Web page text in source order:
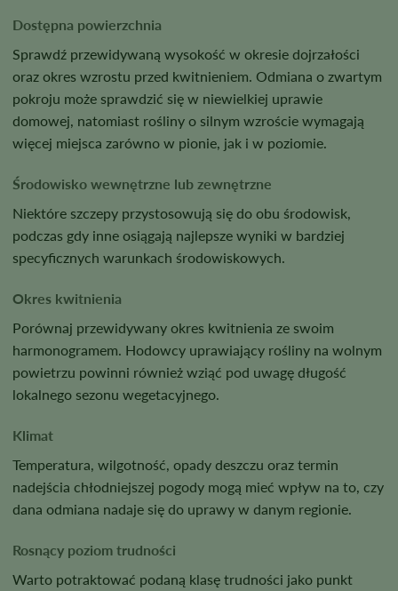
Dostępna powierzchnia
Sprawdź przewidywaną wysokość w okresie dojrzałości
oraz okres wzrostu przed kwitnieniem. Odmiana o zwartym
pokroju może sprawdzić się w niewielkiej uprawie
domowej, natomiast rośliny o silnym wzroście wymagają
więcej miejsca zarówno w pionie, jak i w poziomie.
Środowisko wewnętrzne lub zewnętrzne
Niektóre szczepy przystosowują się do obu środowisk,
podczas gdy inne osiągają najlepsze wyniki w bardziej
specyficznych warunkach środowiskowych.
Okres kwitnienia
Porównaj przewidywany okres kwitnienia ze swoim
harmonogramem. Hodowcy uprawiający rośliny na wolnym
powietrzu powinni również wziąć pod uwagę długość
lokalnego sezonu wegetacyjnego.
Klimat
Temperatura, wilgotność, opady deszczu oraz termin
nadejścia chłodniejszej pogody mogą mieć wpływ na to, czy
dana odmiana nadaje się do uprawy w danym regionie.
Rosnący poziom trudności
Warto potraktować podaną klasę trudności jako punkt